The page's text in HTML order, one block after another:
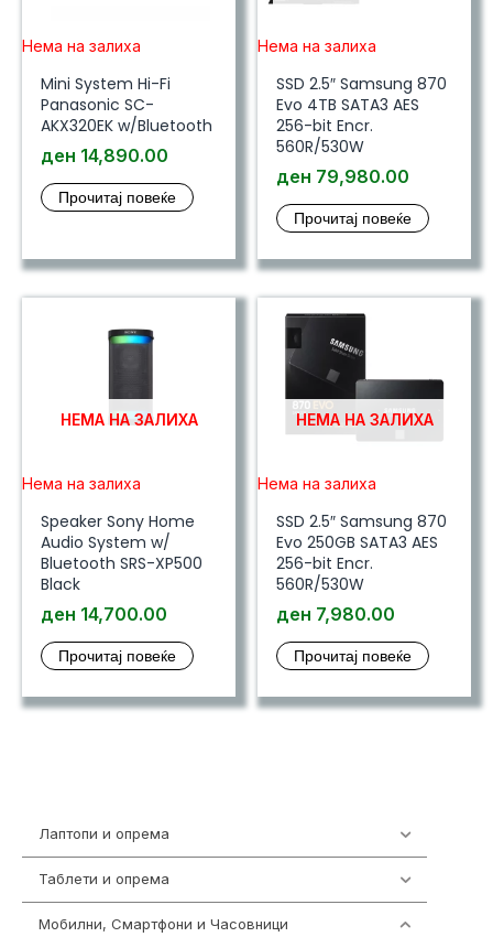
Лаптопи и опрема
Таблети и опрема
Мобилни, Смартфони и Часовници
Нема на залиха
Mini System Hi-Fi
Panasonic SC-
AKX320EK w/Bluetooth
ден 14,890.00
Прочитај повеќе
Нема на залиха
SSD 2.5″ Samsung 870
Evo 4TB SATA3 AES
256-bit Encr.
560R/530W
ден 79,980.00
Прочитај повеќе
НЕМА НА ЗАЛИХА
Нема на залиха
Speaker Sony Home
Audio System w/
Bluetooth SRS-XP500
Black
ден 14,700.00
Прочитај повеќе
НЕМА НА ЗАЛИХА
Нема на залиха
SSD 2.5″ Samsung 870
Evo 250GB SATA3 AES
256-bit Encr.
560R/530W
ден 7,980.00
Прочитај повеќе